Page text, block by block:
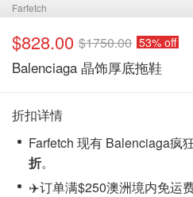
Farfetch
$828.00 $1750.00 53% off
Balenciaga 晶饰厚底拖鞋
折扣详情
Farfetch 现有 Balenciaga疯
折。
✈️订单满$250澳洲境内免运费